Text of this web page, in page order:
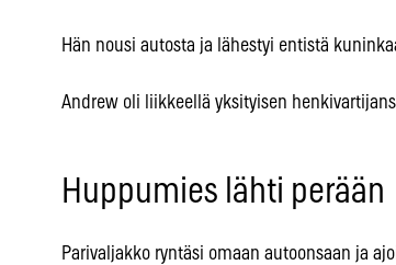
Hän nousi autosta ja lähestyi entistä
Andrew oli liikkeellä yksityisen
Huppumies lähti perään
Parivaljakko ryntäsi omaan autoonsaan ja